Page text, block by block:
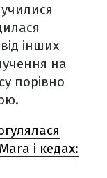
інших
на
порівно
і кедах: